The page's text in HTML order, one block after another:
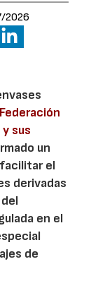
2026
Federación
sus
un
el
derivadas
en el
de